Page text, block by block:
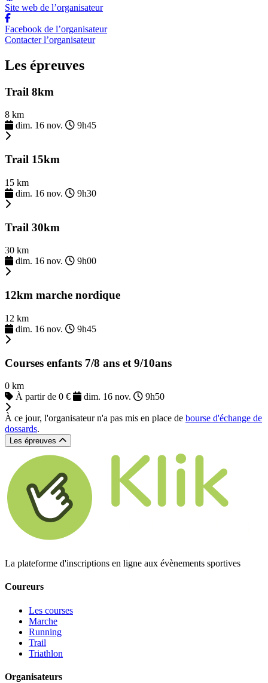
Site web de l’organisateur
Facebook de l’organisateur
Contacter l’organisateur
Les épreuves
Trail 8km
8 km
dim. 16 nov.
9h45
Trail 15km
15 km
dim. 16 nov.
9h30
Trail 30km
30 km
dim. 16 nov.
9h00
12km marche nordique
12 km
dim. 16 nov.
9h45
Courses enfants 7/8 ans et 9/10ans
0 km
À partir de 0 €
dim. 16 nov. 9h50
À ce jour, l'organisateur n'a pas mis en place de bourse d'échange de
dossards.
Les épreuves
La plateforme d'inscriptions en ligne aux évènements sportives
Coureurs
Les courses
Marche
Running
Trail
Triathlon
Organisateurs